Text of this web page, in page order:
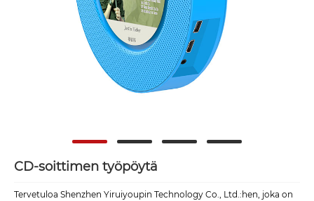
CD-soittimen työpöytä
Tervetuloa Shenzhen Yiruiyoupin Technology Co., Ltd.:hen, joka on